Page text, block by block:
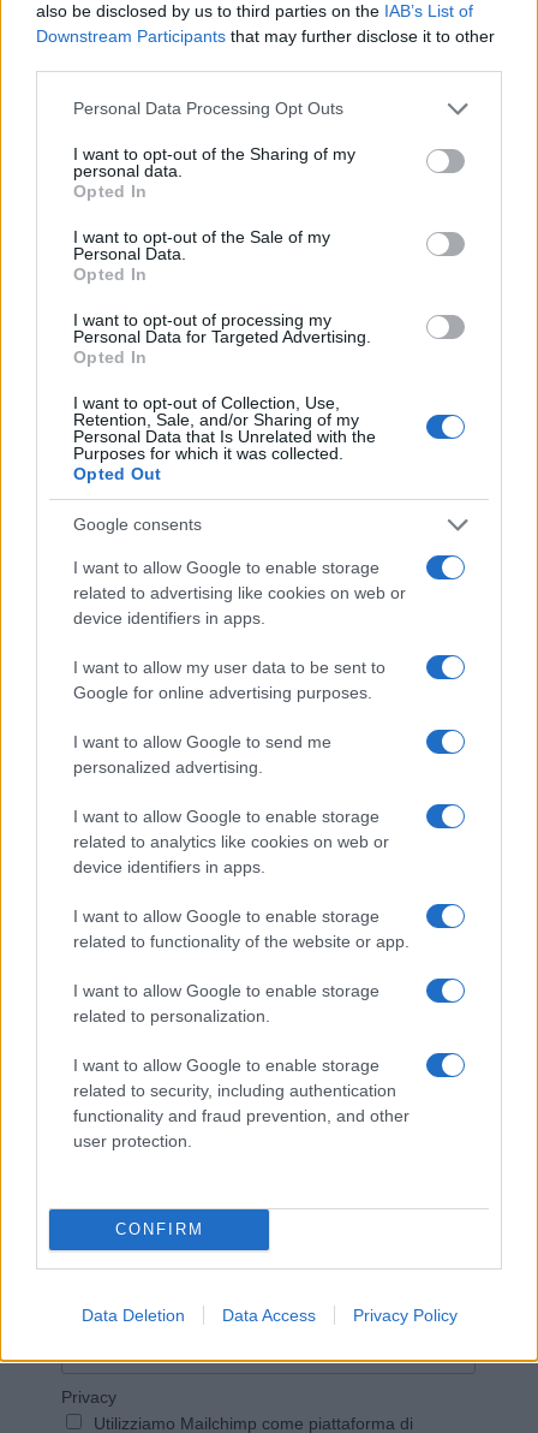
also be disclosed by us to third parties on the IAB’s List of
Downstream Participants that may further disclose it to other
Please note that this website/app uses one or more Google
not limited to your visit or usage behaviour. You may click to
grant or deny consent to Google and its third-party tags to
use your data for below specified purposes in below Google
consent section.
Personal Data Processing Opt Outs
I want to opt-out of the Sharing of my
personal data.
Opted In
I want to opt-out of the Sale of my
Personal Data.
Opted In
I want to opt-out of processing my
Personal Data for Targeted Advertising.
Opted In
I want to opt-out of Collection, Use,
Retention, Sale, and/or Sharing of my
Personal Data that Is Unrelated with the
Purposes for which it was collected.
Opted Out
Google consents
I want to allow Google to enable storage
related to advertising like cookies on web or
device identifiers in apps.
I want to allow my user data to be sent to
Google for online advertising purposes.
I want to allow Google to send me
personalized advertising.
I want to allow Google to enable storage
related to analytics like cookies on web or
device identifiers in apps.
I want to allow Google to enable storage
related to functionality of the website or app.
I want to allow Google to enable storage
related to personalization.
I want to allow Google to enable storage
related to security, including authentication
functionality and fraud prevention, and other
user protection.
CONFIRM
Data Deletion Data Access Privacy Policy
NECROLOGIE
Mario Malu
Paolo Pinna
Martina Agostina Diturco
I nostri cari
I nostri cari
I nostri cari
Invia un Comunicato Stampa Segnala
Iscriviti alla newsletter di Gallura Oggi e ricevi le nostre
email periodiche contenenti le ultime notizie pubblicate
sul sito web!
campo obbligatorio
Privacy
Utilizziamo Mailchimp come piattaforma di